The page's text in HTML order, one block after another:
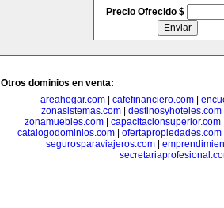
Precio Ofrecido $
Otros dominios en venta:
areahogar.com| cafefinanciero.com|
zonasistemas.com| destinosyhoteles.com
zonamuebles.com| capacitacionsuperior.com
catalogodominios.com| ofertapropiedades.com
segurosparaviajeros.com